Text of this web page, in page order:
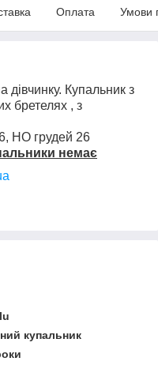
Оплата Умови
дівчинку. Купальник з
бретелях , з
НО грудей 26
немає
купальник